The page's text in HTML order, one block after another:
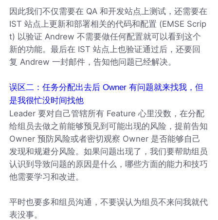
因此我们不仅需要在 QA 和开发站点上测试，还需要在
IST 站点上更新和部署相关的代码和配置 (EMSE Scrip
t) 以验证 Andrew 不需要做任何配置就可以看到这个
新的功能。最后在 IST 站点上也验证通过后，还要回
复 Andrew 一封邮件，告知他问题已经解决。
误区二：任务分配出去后 Owner 有问题就来找我，但
是我很忙没时间找他
Leader 要对自己管辖所有 Feature 心里没数，在分配
给组员去做之前能够预见到可能出现的风险，提前告知
Owner 预防风险或者密切观察 Owner 是否能够自己
发现和规避分风险。如果问题出现了，我们要帮助组员
认识到导致问题的原因是什么，哪些方面的能力和技巧
他需要学习和改进。
平时也要多和组员沟通，不要误认为组员不来问我就代
表没事。